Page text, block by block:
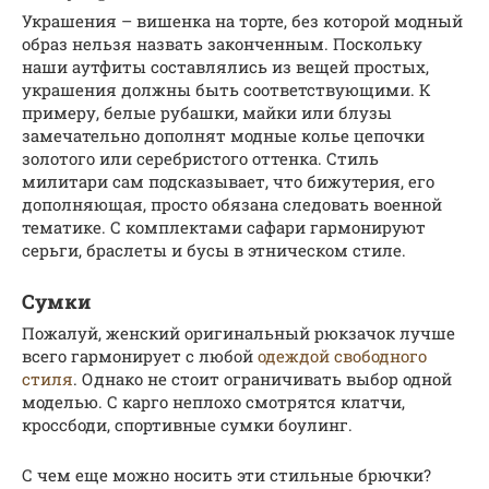
Украшения – вишенка на торте, без которой модный
образ нельзя назвать законченным. Поскольку
наши аутфиты составлялись из вещей простых,
украшения должны быть соответствующими. К
примеру, белые рубашки, майки или блузы
замечательно дополнят модные колье цепочки
золотого или серебристого оттенка. Стиль
милитари сам подсказывает, что бижутерия, его
дополняющая, просто обязана следовать военной
тематике. С комплектами сафари гармонируют
серьги, браслеты и бусы в этническом стиле.
Сумки
Пожалуй, женский оригинальный рюкзачок лучше
всего гармонирует с любой одеждой свободного
стиля. Однако не стоит ограничивать выбор одной
моделью. С карго неплохо смотрятся клатчи,
кроссбоди, спортивные сумки боулинг.
С чем еще можно носить эти стильные брючки?